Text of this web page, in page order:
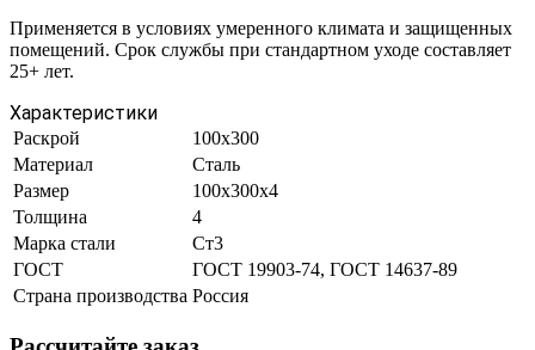
Применяется в условиях умеренного климата и защищенных
помещений. Срок службы при стандартном уходе составляет
25+ лет.
Характеристики
Раскрой
100х300
Материал
Сталь
Размер
100х300х4
Толщина
4
Марка стали
Ст3
ГОСТ
ГОСТ 19903-74, ГОСТ 14637-89
Страна производства Россия